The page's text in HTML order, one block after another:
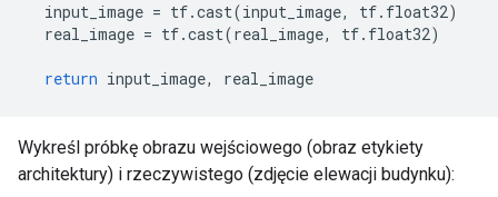
input_image = tf.cast(input_image, tf. float32)
real_image = tf.cast(real_image, tf. float32)
return input_image, real_image
Wykreśl próbkę obrazu wejściowego (obraz etykiety
architektury) i rzeczywistego (zdjęcie elewacji budynku):